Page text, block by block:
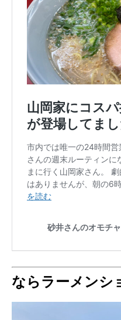
ならラーメンシ